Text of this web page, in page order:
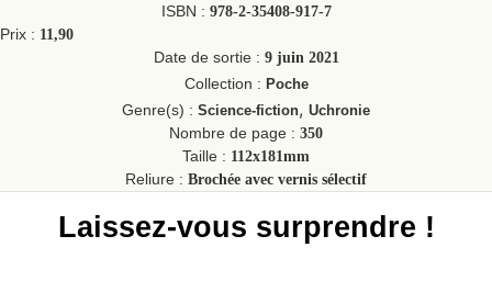
ISBN : 978-2-35408-917-7
Prix : 11,90
Date de sortie : 9 juin 2021
Collection : Poche
Genre(s) : Science-fiction, Uchronie
Nombre de page : 350
Taille : 112x181mm
Reliure : Brochée avec vernis sélectif
Laissez-vous surprendre !